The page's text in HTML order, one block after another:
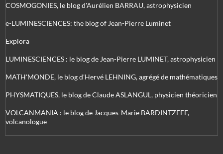
COSMOGONIES, le blog d'Aurélien BARRAU, astrophysicien
e-LUMINESCIENCES: the blog of Jean-Pierre Luminet
Explora
LUMINESCIENCES : le blog de Jean-Pierre LUMINET, astrophysicien
MATH'MONDE, le blog d'Hervé LEHNING, agrégé de mathématiques
PHYSMATIQUES, le blog de Claude ASLANGUL, physicien théoricien
VOLCANMANIA : le blog de Jacques-Marie BARDINTZEFF,
volcanologue